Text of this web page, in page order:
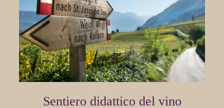
Sentiero didattico del vino